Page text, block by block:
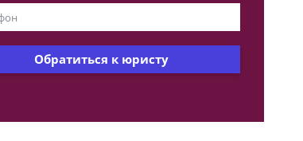
Обратиться к юристу